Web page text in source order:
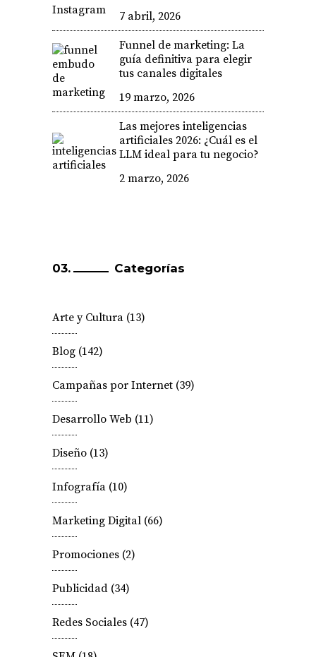
7 abril, 2026
Funnel de marketing: La
guía definitiva para elegir
tus canales digitales
19 marzo, 2026
Las mejores inteligencias
artificiales 2026: ¿Cuál es el
LLM ideal para tu negocio?
2 marzo, 2026
Categorías
Arte y Cultura (13)
Blog (142)
Campañas por Internet (39)
Desarrollo Web (11)
Diseño (13)
Infografía (10)
Marketing Digital (66)
Promociones (2)
Publicidad (34)
Redes Sociales (47)